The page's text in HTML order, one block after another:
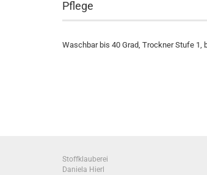
Pflege
Waschbar bis 40 Grad, Trockner Stufe 1,
Stoffklauberei
Daniela Hierl